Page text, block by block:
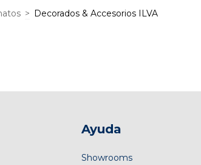
> Decorados & Accesorios ILVA
Ayuda
Showrooms